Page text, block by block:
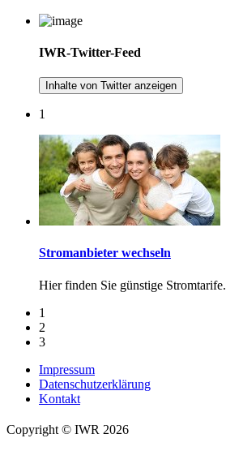
IWR-Twitter-Feed
Inhalte von Twitter anzeigen
1
Stromanbieter wechseln
Hier finden Sie günstige Stromtarife.
1
2
3
Impressum
Datenschutzerklärung
Kontakt
Copyright © IWR 2026